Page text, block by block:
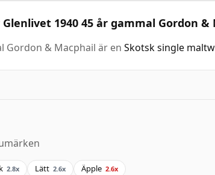
1940 45 år gammal Gordon &
Gordon & Macphail är en Skotsk single
2.8x Lätt 2.6x Äpple 2.6x